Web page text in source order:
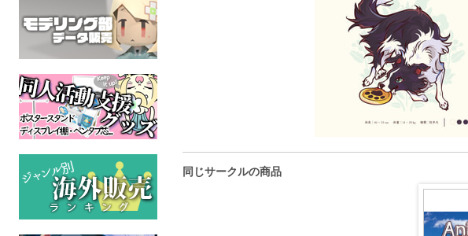
同じサークルの商品